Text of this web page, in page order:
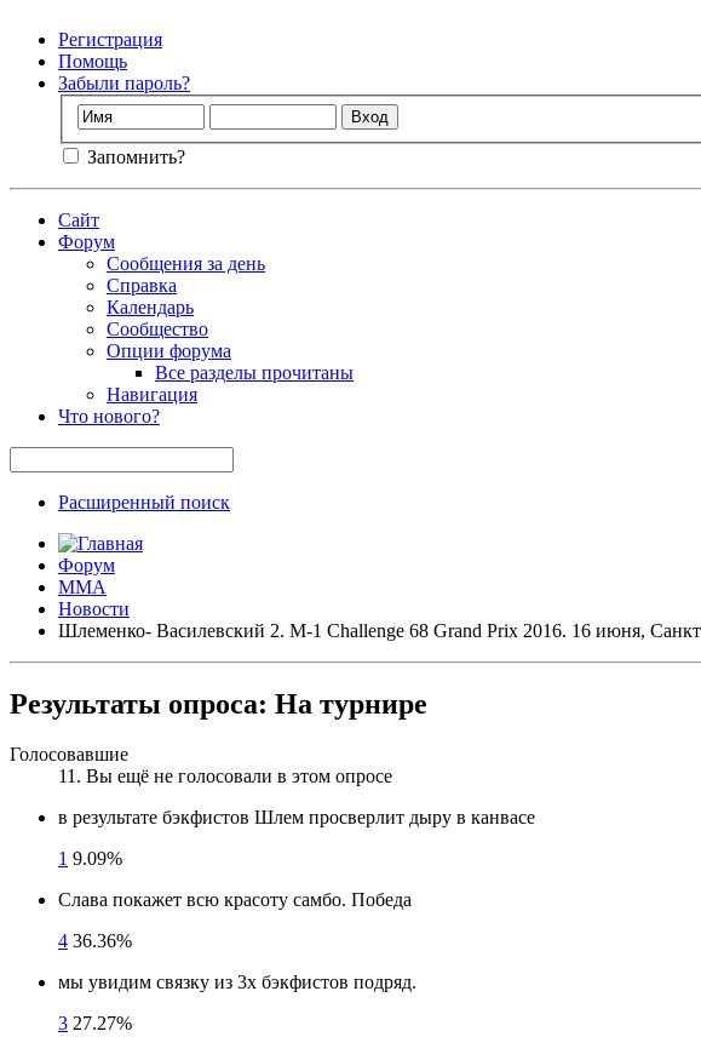
Регистрация
Помощь
Забыли пароль?
Запомнить?
Сайт
Форум
Сообщения за день
Справка
Календарь
Сообщество
Опции форума
Все разделы прочитаны
Навигация
Что нового?
Расширенный поиск
Форум
ММА
Новости
Шлеменко- Василевский 2. M-1 Challenge 68 Grand Prix 2016. 16 июня,
Результаты опроса: На турнире
Голосовавшие
11. Вы ещё не голосовали в этом опросе
в результате бэкфистов Шлем просверлит дыру в канвасе
1 9.09%
Слава покажет всю красоту самбо. Победа
4 36.36%
мы увидим связку из 3х бэкфистов подряд.
3 27.27%